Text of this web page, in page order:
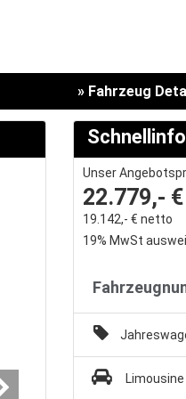
» Fahrzeug
Unser
22.779,- €
19.142,- € netto
19% MwSt
Limousine